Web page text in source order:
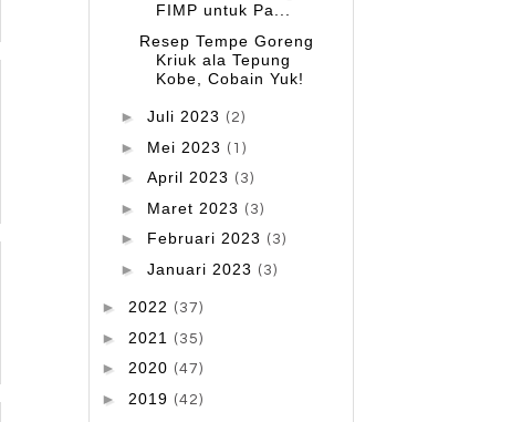
FIMP untuk Pa...
Resep Tempe Goreng
Kriuk ala Tepung
Kobe, Cobain Yuk!
► Juli 2023 (2)
► Mei 2023 (1)
► April 2023 (3)
► Maret 2023 (3)
► Februari 2023 (3)
► Januari 2023 (3)
► 2022 (37)
► 2021 (35)
► 2020 (47)
► 2019 (42)